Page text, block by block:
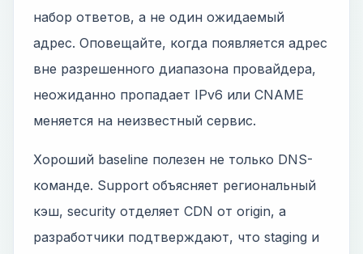
набор ответов, а не один ожидаемый
адрес. Оповещайте, когда появляется адрес
вне разрешенного диапазона провайдера,
неожиданно пропадает IPv6 или CNAME
меняется на неизвестный сервис.
Хороший baseline полезен не только DNS-
команде. Support объясняет региональный
кэш, security отделяет CDN от origin, а
разработчики подтверждают, что staging и